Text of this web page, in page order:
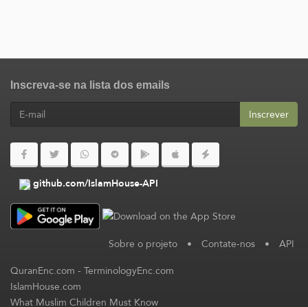
Inscreva-se na lista dos emails
Inscrever
github.com/IslamHouse-API
Sobre o projeto • Contate-nos • API
QuranEnc.com-TerminologyEnc.com
IslamHouse.com
What Muslim Children Must Know